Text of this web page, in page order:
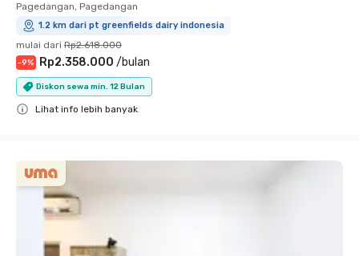
Pagedangan, Pagedangan
1.2 km dari pt greenfields dairy indonesia
mulai dari Rp2.618.000
-9% Rp2.358.000 /bulan
Diskon sewa min. 12 Bulan
Lihat info lebih banyak